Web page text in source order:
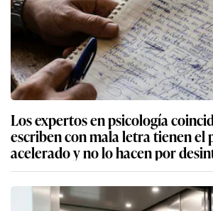
Los expertos en psicología
escriben con mala letra tienen el
acelerado y no lo hacen por